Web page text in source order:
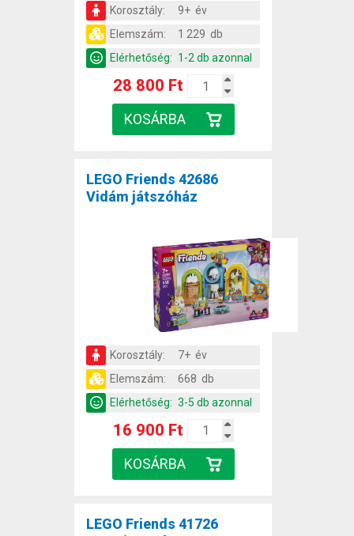
Korosztály:
9+ év
Elemszám:
1 229 db
Elérhetőség: 1-2 db azonnal
28 800 Ft
LEGO Friends 42686
Vidám játszóház
Korosztály:
7+ év
Elemszám:
668 db
Elérhetőség: 3-5 db azonnal
16 900 Ft
LEGO Friends 41726